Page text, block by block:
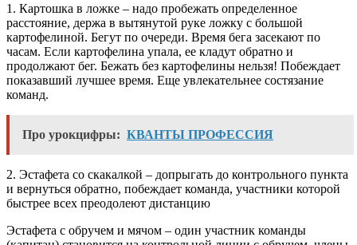
1. Картошка в ложке – надо пробежать определенное
расстояние, держа в вытянутой руке ложку с большой
картофелиной. Бегут по очереди. Время бега засекают по
часам. Если картофелина упала, ее кладут обратно и
продолжают бег. Бежать без картофелины нельзя! Побеждает
показавший лучшее время. Еще увлекательнее состязание
команд.
Про урокцифры: КВАНТЫ ПРОФЕССИЯ
2. Эстафета со скакалкой – допрыгать до контрольного пункта
и вернуться обратно, побеждает команда, участники которой
быстрее всех преодолеют дистанцию
Эстафета с обручем и мячом – один участник команды